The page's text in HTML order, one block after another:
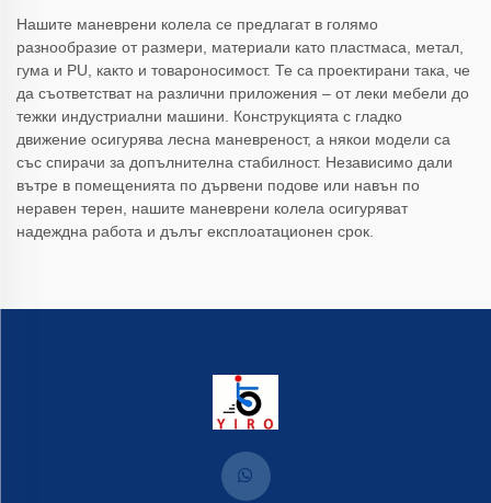
Нашите маневрени колела се предлагат в голямо
разнообразие от размери, материали като пластмаса, метал,
гума и PU, както и товароносимост. Те са проектирани така, че
да съответстват на различни приложения – от леки мебели до
тежки индустриални машини. Конструкцията с гладко
движение осигурява лесна маневреност, а някои модели са
със спирачи за допълнителна стабилност. Независимо дали
вътре в помещенията по дървени подове или навън по
неравен терен, нашите маневрени колела осигуряват
надеждна работа и дълъг експлоатационен срок.